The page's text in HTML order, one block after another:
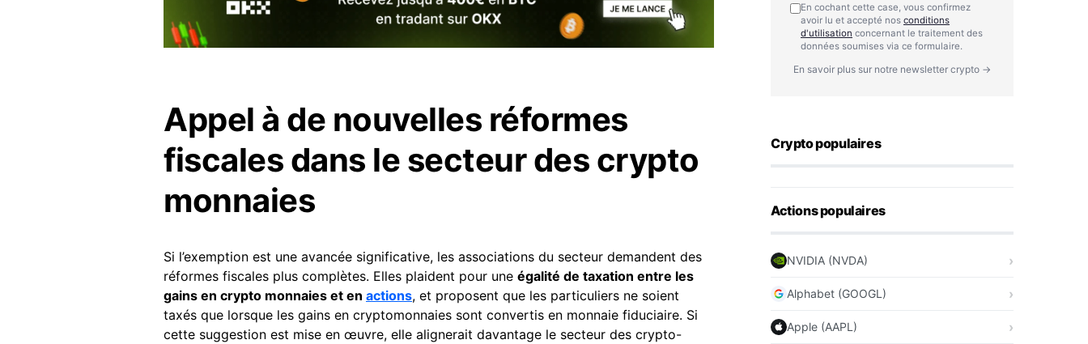
Appel à de nouvelles réformes
fiscales dans le secteur des crypto
monnaies
Si l’exemption est une avancée significative, les associations du secteur demandent des
réformes fiscales plus complètes. Elles plaident pour une égalité de taxation entre les
gains en crypto monnaies et en actions, et proposent que les particuliers ne soient
taxés que lorsque les gains en cryptomonnaies sont convertis en monnaie fiduciaire. Si
cette suggestion est mise en œuvre, elle alignerait davantage le secteur des crypto-
En cochant cette case, vous confirmez
avoir lu et accepté nos conditions
d'utilisation concernant le traitement des
données soumises via ce formulaire.
En savoir plus sur notre newsletter crypto →
Crypto populaires
Actions populaires
NVIDIA (NVDA)
Alphabet (GOOGL)
Apple (AAPL)